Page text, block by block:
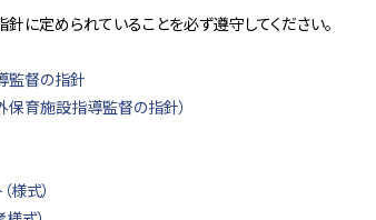
に定められていることを必ず遵守してください。
監督の指針
育施設指導監督の指針）
様式）